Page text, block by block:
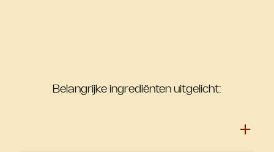
Belangrijke ingrediënten uitgelicht: